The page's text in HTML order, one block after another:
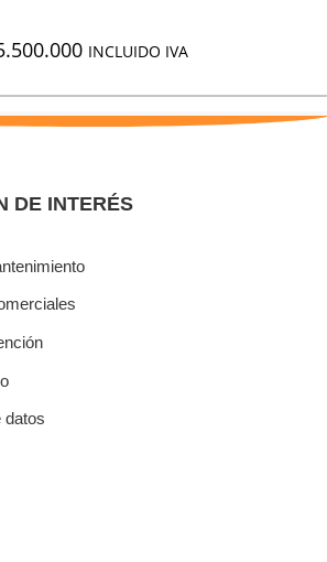
INCLUIDO IVA
DE INTERÉS
datos